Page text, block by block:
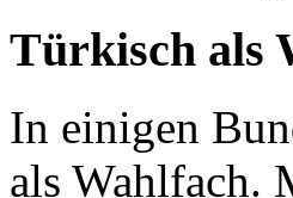
Türkisch als
In einigen
als Wahlfach.